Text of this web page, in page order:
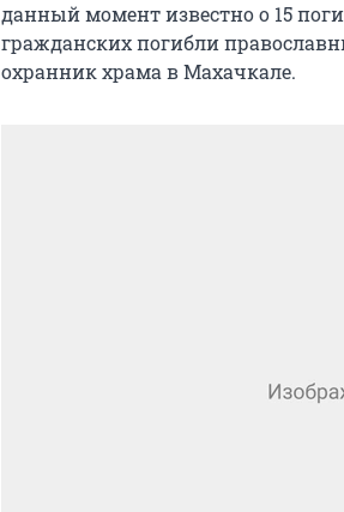
данный момент известно о 15
гражданских погибли
охранник храма в Махачкале.